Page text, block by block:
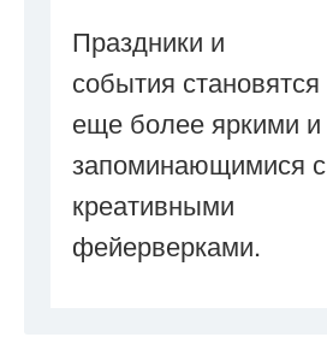
Праздники и
события становятся
еще более яркими и
запоминающимися с
креативными
фейерверками.